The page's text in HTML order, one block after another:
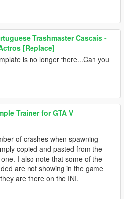
Trashmaster Cascais -
[Replace]
is no longer there...Can you
Trainer for GTA V
of crashes when spawning
copied and pasted from the
I also note that some of the
are not showing in the game
are there on the INI.